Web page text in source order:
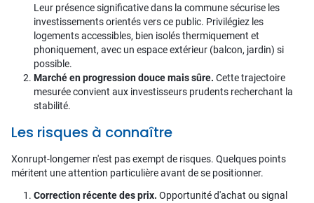
Leur présence significative dans la commune sécurise les
investissements orientés vers ce public. Privilégiez les
logements accessibles, bien isolés thermiquement et
phoniquement, avec un espace extérieur (balcon, jardin) si
possible.
Marché en progression douce mais sûre. Cette trajectoire
mesurée convient aux investisseurs prudents recherchant la
stabilité.
Les risques à connaître
Xonrupt-longemer n'est pas exempt de risques. Quelques points
méritent une attention particulière avant de se positionner.
Correction récente des prix. Opportunité d'achat ou signal